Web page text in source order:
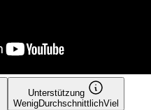
Unterstützung
WenigDurchschnittlichViel